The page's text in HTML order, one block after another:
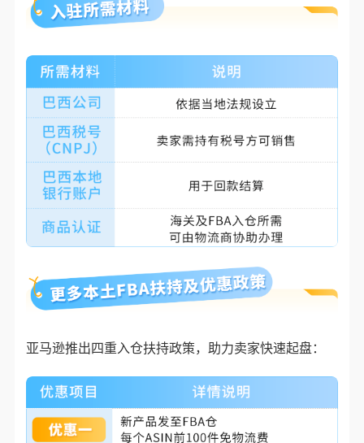
亚马逊推出四重入仓扶持政策，助力卖家快速起盘：